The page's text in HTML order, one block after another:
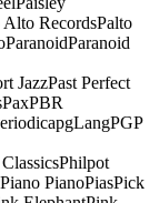
Alto RecordsPalto
ParanoidParanoid
JazzPast Perfect
PaxPBR
pgLangPGP
Philpot
Piano PianoPiasPick